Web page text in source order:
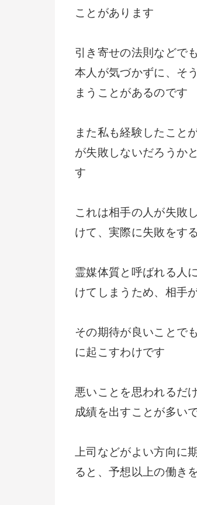
ことがあります
引き寄せの法則などで
本人が気づかずに、そ
まうことがあるのです
また私も経験したこと
が失敗しないだろうか
す
これは相手の人が失敗
けて、実際に失敗をす
霊媒体質と呼ばれる人
けてしまうため、相手
その期待が良いことで
に起こすわけです
悪いことを思われるだ
成績を出すことが多い
上司などがよい方向に
ると、予想以上の働き